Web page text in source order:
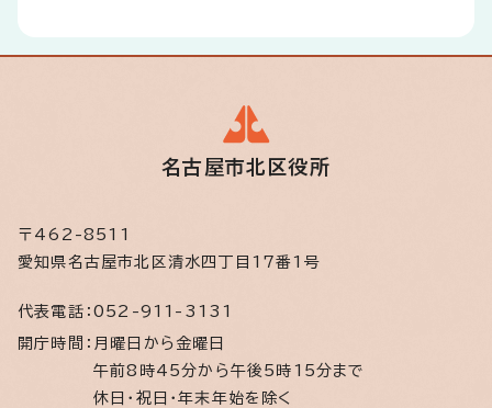
名古屋市北区役所
〒462-8511
愛知県名古屋市北区清水四丁目17番1号
代表電話： 052-911-3131
開庁時間： 月曜日から金曜日
午前8時45分から午後5時15分まで
休日・祝日・年末年始を除く